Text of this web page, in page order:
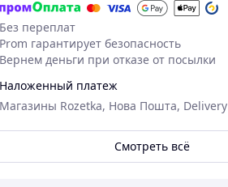
Без переплат
Prom гарантирует безопасность
Вернем деньги при отказе от посылки
Наложенный платеж
Магазины Rozetka, Нова Пошта, Delivery
Смотреть всё